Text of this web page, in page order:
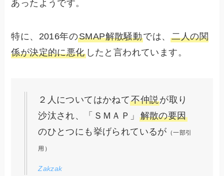
あったようです。
特に、2016年のSMAP解散騒動では、二人の関
係が決定的に悪化したと言われています。
２人についてはかねて不仲説が取り
沙汰され、「ＳＭＡＰ」 解散の要因
のひとつにも挙げられているが （一部引
用）
Zakzak